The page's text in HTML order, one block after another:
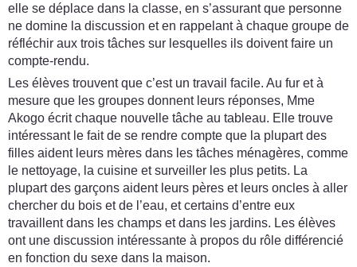
elle se déplace dans la classe, en s’assurant que personne
ne domine la discussion et en rappelant à chaque groupe de
réfléchir aux trois tâches sur lesquelles ils doivent faire un
compte-rendu.
Les élèves trouvent que c’est un travail facile. Au fur et à
mesure que les groupes donnent leurs réponses, Mme
Akogo écrit chaque nouvelle tâche au tableau. Elle trouve
intéressant le fait de se rendre compte que la plupart des
filles aident leurs mères dans les tâches ménagères, comme
le nettoyage, la cuisine et surveiller les plus petits. La
plupart des garçons aident leurs pères et leurs oncles à aller
chercher du bois et de l’eau, et certains d’entre eux
travaillent dans les champs et dans les jardins. Les élèves
ont une discussion intéressante à propos du rôle différencié
en fonction du sexe dans la maison.